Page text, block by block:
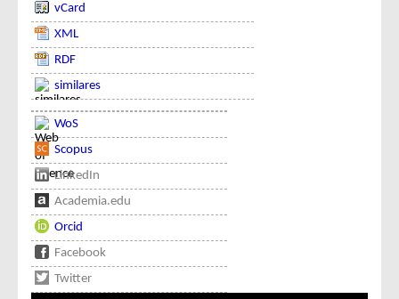
vCard
XML
RDF
similares
WoS
Scopus
LinkedIn
Academia.edu
Orcid
Facebook
Twitter